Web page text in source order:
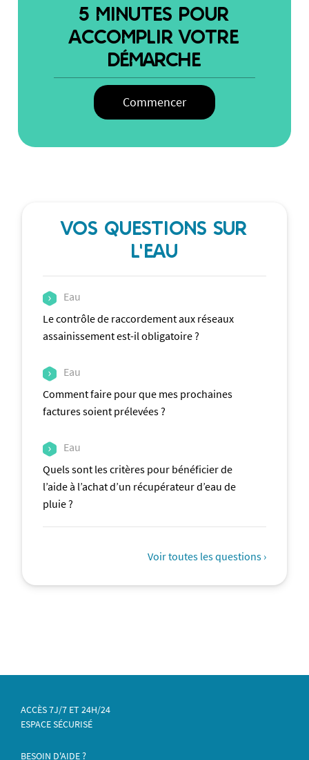
5 MINUTES POUR
ACCOMPLIR VOTRE
DÉMARCHE
Commencer
VOS QUESTIONS SUR
L'EAU
Eau
Le contrôle de raccordement aux réseaux
assainissement est-il obligatoire ?
Eau
Comment faire pour que mes prochaines
factures soient prélevées ?
Eau
Quels sont les critères pour bénéficier de
l’aide à l’achat d’un récupérateur d’eau de
pluie ?
Voir toutes les questions ›
ACCÈS 7J/7 ET 24H/24
ESPACE SÉCURISÉ
BESOIN D'AIDE ?